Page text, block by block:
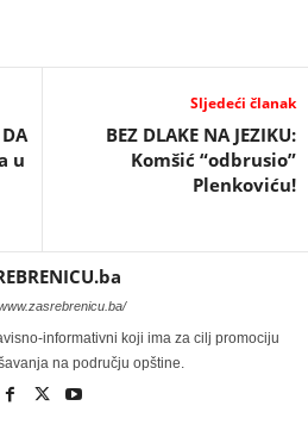
u
Sljedeći članak
BEZ DLAKE NA JEZIKU:
Komšić “odbrusio”
Plenkoviću!
informativni koji ima za cilj promociju
na području opštine.